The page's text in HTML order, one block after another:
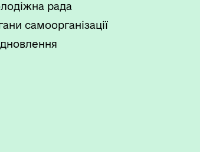
"Розроблення
Новороздільської
рада
самоорганізації